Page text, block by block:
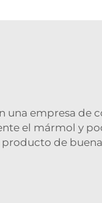
una empresa de
el mármol y
de